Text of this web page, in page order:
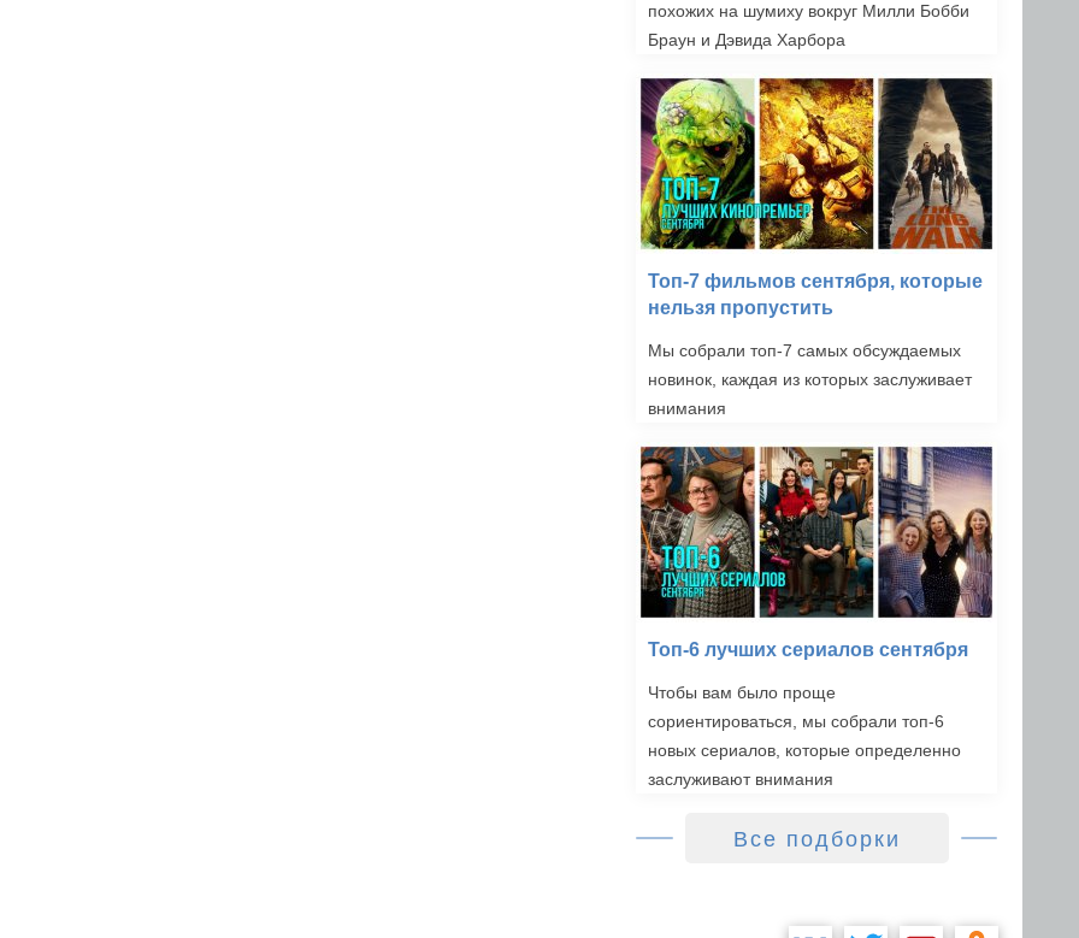
похожих на шумиху вокруг Милли Бобби
Браун и Дэвида Харбора
Топ-7 фильмов сентября, которые
нельзя пропустить
Мы собрали топ-7 самых обсуждаемых
новинок, каждая из которых заслуживает
внимания
Топ-6 лучших сериалов сентября
Чтобы вам было проще
сориентироваться, мы собрали топ-6
новых сериалов, которые определенно
заслуживают внимания
Все подборки